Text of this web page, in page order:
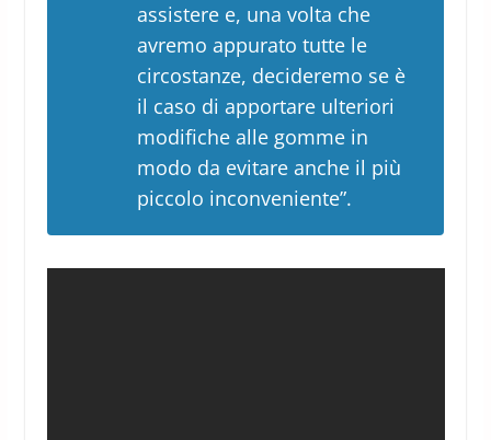
assistere e, una volta che
avremo appurato tutte le
circostanze, decideremo se è
il caso di apportare ulteriori
modifiche alle gomme in
modo da evitare anche il più
piccolo inconveniente”.